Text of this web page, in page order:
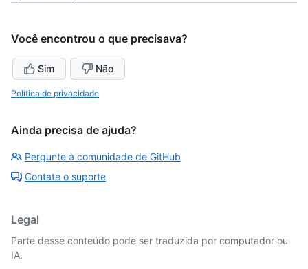
Você encontrou o que precisava?
Sim Não
Política de privacidade
Ainda precisa de ajuda?
Pergunte à comunidade de GitHub
Contate o suporte
Legal
Parte desse conteúdo pode ser traduzida por computador ou
IA.